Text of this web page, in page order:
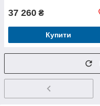
37 260 ₴
Купити